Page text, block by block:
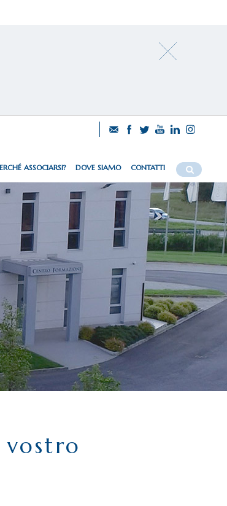
ASSOCIARSI? DOVE SIAMO CONTATTI